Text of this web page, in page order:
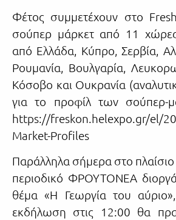
Φέτος συμμετέχουν στο
σούπερ μάρκετ από 11 χώρες
από Ελλάδα, Κύπρο, Σερβία,
Ρουμανία, Βουλγαρία,
Κόσοβο και Ουκρανία
για το προφίλ των σούπερ-
https://freskon.helexpo.gr/el/
Market-Profiles
Παράλληλα σήμερα στο πλαίσιο
περιοδικό ΦΡΟΥΤΟΝΕΑ
θέμα «Η Γεωργία του
εκδήλωση στις 12:00 θα